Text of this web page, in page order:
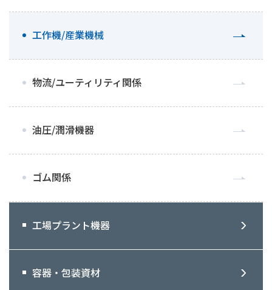
工作機/産業機械
物流/ユーティリティ関係
油圧/潤滑機器
ゴム関係
工場プラント機器
容器・包装資材